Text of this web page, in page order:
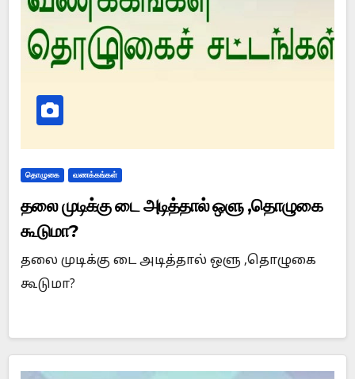
தொழுகை வணக்கங்கள்
தலை முடிக்கு டை அடித்தால் ஒளு ,தொழுகை
கூடுமா?
தலை முடிக்கு டை அடித்தால் ஒளு ,தொழுகை
கூடுமா?